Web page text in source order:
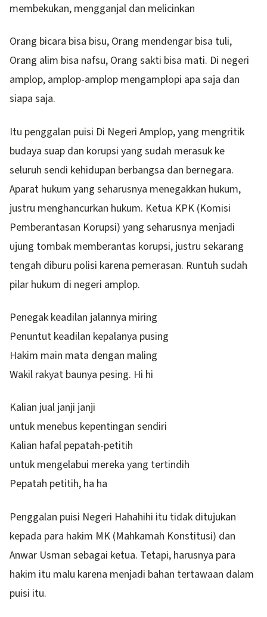
membekukan, mengganjal dan melicinkan
Orang bicara bisa bisu, Orang mendengar bisa tuli,
Orang alim bisa nafsu, Orang sakti bisa mati. Di negeri
amplop, amplop-amplop mengamplopi apa saja dan
siapa saja.
Itu penggalan puisi Di Negeri Amplop, yang mengritik
budaya suap dan korupsi yang sudah merasuk ke
seluruh sendi kehidupan berbangsa dan bernegara.
Aparat hukum yang seharusnya menegakkan hukum,
justru menghancurkan hukum. Ketua KPK (Komisi
Pemberantasan Korupsi) yang seharusnya menjadi
ujung tombak memberantas korupsi, justru sekarang
tengah diburu polisi karena pemerasan. Runtuh sudah
pilar hukum di negeri amplop.
Penegak keadilan jalannya miring
Penuntut keadilan kepalanya pusing
Hakim main mata dengan maling
Wakil rakyat baunya pesing. Hi hi
Kalian jual janji janji
untuk menebus kepentingan sendiri
Kalian hafal pepatah-petitih
untuk mengelabui mereka yang tertindih
Pepatah petitih, ha ha
Penggalan puisi Negeri Hahahihi itu tidak ditujukan
kepada para hakim MK (Mahkamah Konstitusi) dan
Anwar Usman sebagai ketua. Tetapi, harusnya para
hakim itu malu karena menjadi bahan tertawaan dalam
puisi itu.